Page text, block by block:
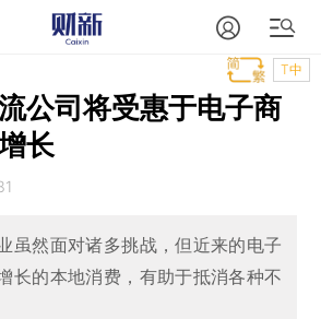
T中
公司将受惠于电子商
长
虽然面对诸多挑战，但近来的电子
长的本地消费，有助于抵消各种不